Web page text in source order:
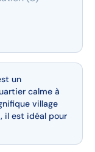
un
calme à
village
il est idéal pour